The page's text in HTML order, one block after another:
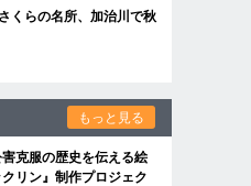
くらの名所、加治川で秋
もっと見る
克服の歴史を伝える絵
リン』制作プロジェク